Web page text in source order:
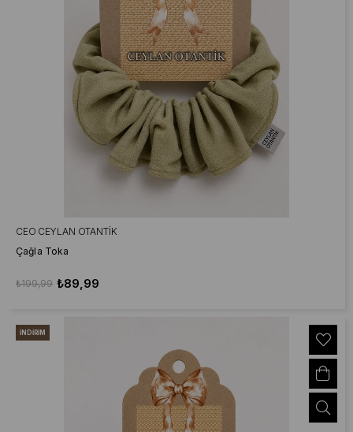
CEO CEYLAN OTANTIK
Çağla Toka
₺89,99
₺199,99
İNDIRIM